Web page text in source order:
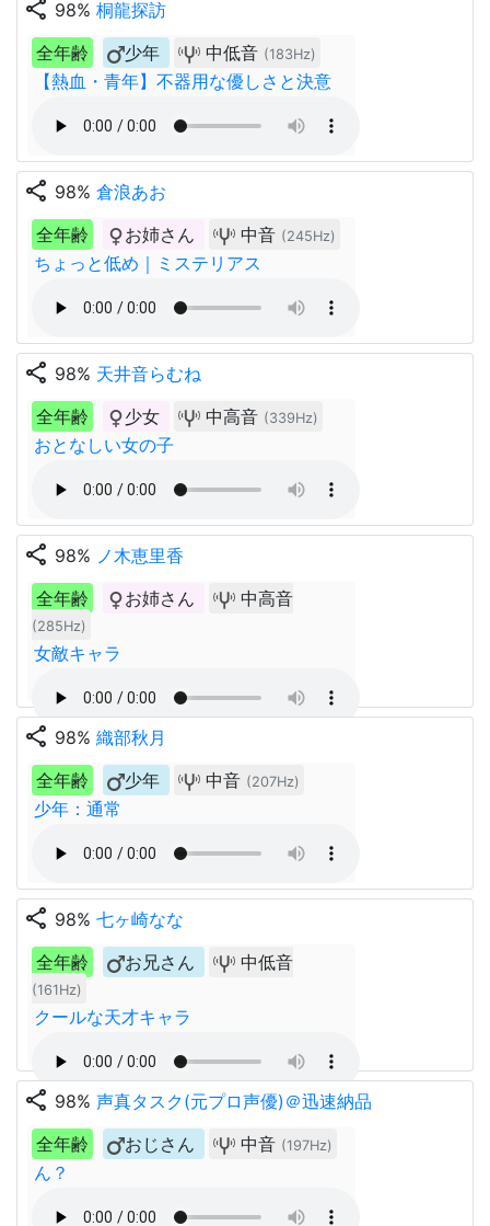
share 98% 桐龍探訪
全年齢
少年 中低音 (183Hz)
【熱血・青年】不器用な優しさと決意
share 98% 倉浪あお
全年齢
お姉さん 中音 (245Hz)
ちょっと低め｜ミステリアス
share 98% 天井音らむね
全年齢
少女 中高音 (339Hz)
おとなしい女の子
share 98% ノ木恵里香
全年齢
お姉さん 中高音
(285Hz)
女敵キャラ
share 98% 織部秋月
全年齢
少年 中音 (207Hz)
少年：通常
share 98% 七ヶ崎なな
全年齢
お兄さん 中低音
(161Hz)
クールな天才キャラ
share 98% 声真タスク(元プロ声優)＠迅速納品
全年齢
おじさん 中音 (197Hz)
ん？